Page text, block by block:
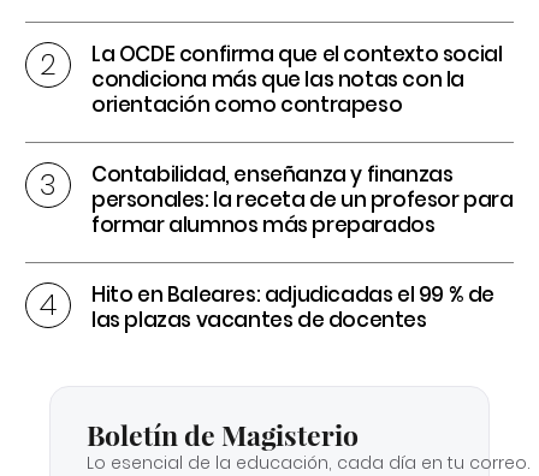
La OCDE confirma que el contexto social
condiciona más que las notas con la
orientación como contrapeso
Contabilidad, enseñanza y finanzas
personales: la receta de un profesor para
formar alumnos más preparados
Hito en Baleares: adjudicadas el 99 % de
las plazas vacantes de docentes
Boletín de Magisterio
Lo esencial de la educación, cada día en tu correo.